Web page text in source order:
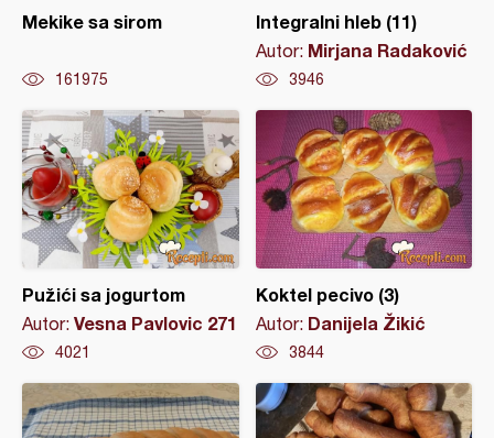
Mekike sa sirom
161975
Integralni hleb (11)
Autor: Mirjana Radaković
3946
Pužići sa jogurtom
Autor: Vesna Pavlovic 271
4021
Koktel pecivo (3)
Autor: Danijela Žikić
3844